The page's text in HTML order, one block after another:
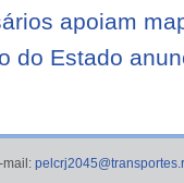
apoiam
do Estado
mail: